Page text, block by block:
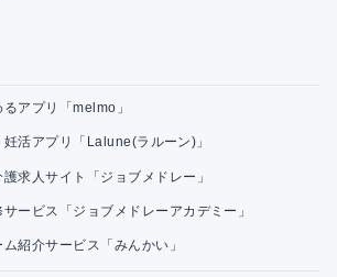
アプリ「melmo」
活アプリ「Lalune(ラルーン)」
求人サイト「ジョブメドレー」
ービス「ジョブメドレーアカデミー」
紹介サービス「みんかい」